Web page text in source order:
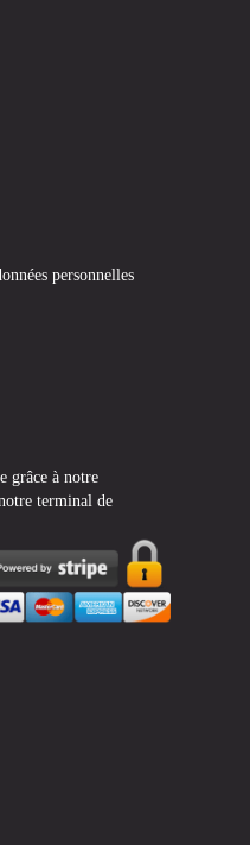
personnelles
grâce à notre
terminal de